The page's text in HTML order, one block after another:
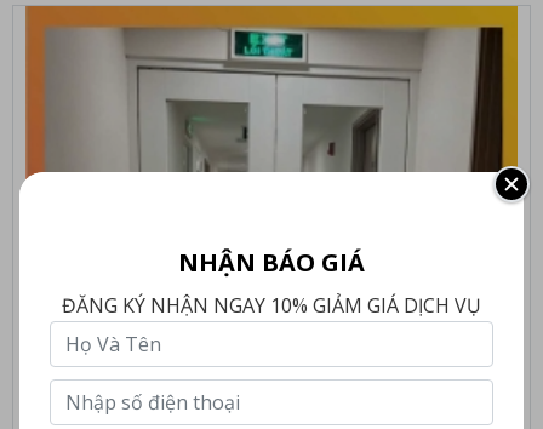
NHẬN BÁO GIÁ
ĐĂNG KÝ NHẬN NGAY 10% GIẢM GIÁ DỊCH VỤ